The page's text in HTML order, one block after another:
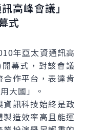
高峰會議」
式
年亞太資通訊高
幕式，對該會議
作平台，表達肯
大國」。
訊科技始終是政
造效率高且能運